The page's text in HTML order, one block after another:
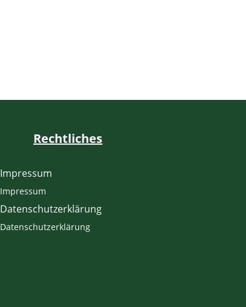
Rechtliches
Impressum
Impressum
Datenschutzerklärung
Datenschutzerklärung